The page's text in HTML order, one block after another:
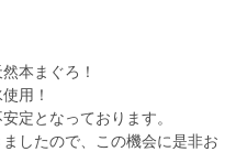
本まぐろ！
用！
定となっております。
したので、この機会に是非お